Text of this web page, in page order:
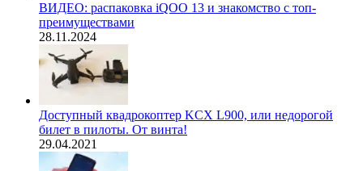
ВИДЕО: распаковка iQOO 13 и знакомство с топ-
преимуществами
28.11.2024
Доступный квадрокоптер KCX L900, или недорогой
билет в пилоты. От винта!
29.04.2021